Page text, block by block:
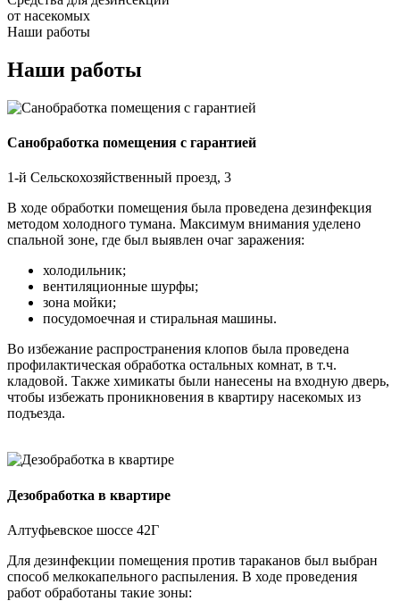
от насекомых
Наши работы
Наши работы
Санобработка помещения с гарантией
1-й Сельскохозяйственный проезд, 3
В ходе обработки помещения была проведена дезинфекция
методом холодного тумана. Максимум внимания уделено
спальной зоне, где был выявлен очаг заражения:
холодильник;
вентиляционные шурфы;
зона мойки;
посудомоечная и стиральная машины.
Во избежание распространения клопов была проведена
профилактическая обработка остальных комнат, в т.ч.
кладовой. Также химикаты были нанесены на входную дверь,
чтобы избежать проникновения в квартиру насекомых из
подъезда.
Дезобработка в квартире
Алтуфьевское шоссе 42Г
Для дезинфекции помещения против тараканов был выбран
способ мелкокапельного распыления. В ходе проведения
работ обработаны такие зоны: